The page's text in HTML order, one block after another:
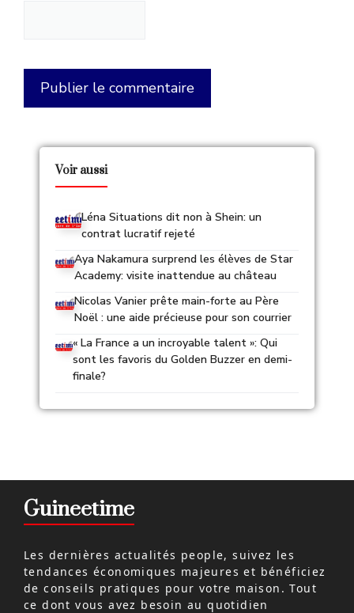
Voir aussi
Léna Situations dit non à Shein: un
contrat lucratif rejeté
Aya Nakamura surprend les élèves de Star
Academy: visite inattendue au château
Nicolas Vanier prête main-forte au Père
Noël : une aide précieuse pour son courrier
« La France a un incroyable talent »: Qui
sont les favoris du Golden Buzzer en demi-
finale?
Guineetime
Les dernières actualités people, suivez les
tendances économiques majeures et bénéficiez
de conseils pratiques pour votre maison. Tout
ce dont vous avez besoin au quotidien